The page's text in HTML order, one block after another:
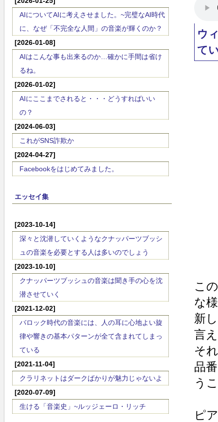
AIについてAIに考えさせました。~完璧なAI時代
に、なぜ「不完全な人間」の音楽が輝くのか？
[2026-01-08]
AIはこんな事も出来るのか…確かに手間は省け
るね。
[2026-01-02]
AIにここまでされると・・・どうすればいい
の？
[2024-06-03]
これがSNS詐欺か
[2024-04-27]
Facebookをはじめてみました。
エッセイ集
[2023-10-14]
深々と沈潜していくようなクナッパーツブッシ
ュの音楽を必要とする人は多いのでしょう
[2023-10-10]
クナッパーツブッシュの音楽は聞き手の心を沈
潜させていく
[2021-12-02]
バロック時代の音楽には、人の耳に心地よい旋
律や響きの基本パターンが全て含まれてしまっ
ている
[2021-11-04]
クラリネットはダークばかりが魅力じゃないよ
[2020-07-09]
生ける「音楽史」~ルッジェーロ・リッチ
ウ
て
こ
な
新
言
そ
品
う
ピ